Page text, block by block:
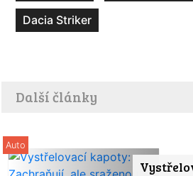
Dacia Striker
Další články
Auto